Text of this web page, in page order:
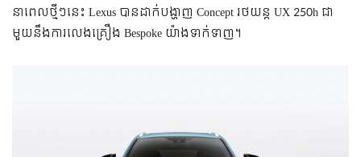
នាពេលថ្មីៗនេះ Lexus បានដាក់បង្ហាញ Concept រថយន្ត UX 250h ជា​
មួយ​នឹង​ការ​លេង​គ្រឿង Bespoke យ៉ាង​ទាក់ទាញ។